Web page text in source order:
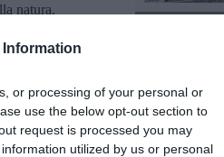
Information
or processing of your personal or
use the below opt-out section to
request is processed you may
utilized by us or personal
natura.
Attualità